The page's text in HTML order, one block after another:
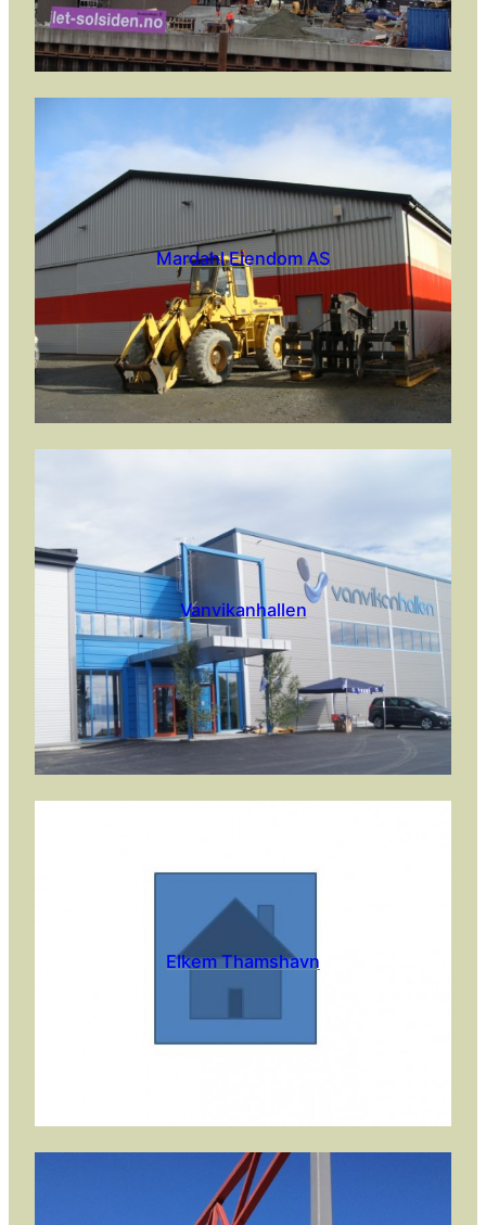
Mardahl Eiendom AS
Vanvikanhallen
Elkem Thamshavn